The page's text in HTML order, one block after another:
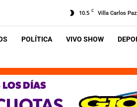
10.5 C Villa Carlos
POLÍTICA VIVO SHOW